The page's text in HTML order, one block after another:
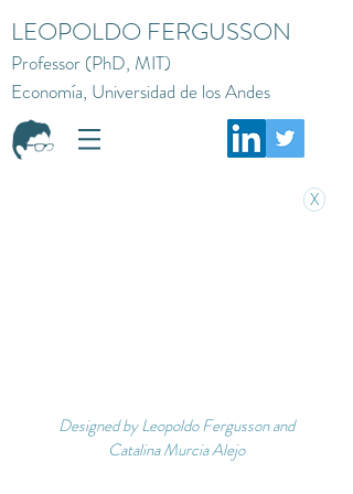
LEOPOLDO FERGUSSON
Professor (PhD, MIT)
Economía, Universidad de los Andes
X
Designed by Leopoldo Fergusson and
Catalina Murcia Alejo